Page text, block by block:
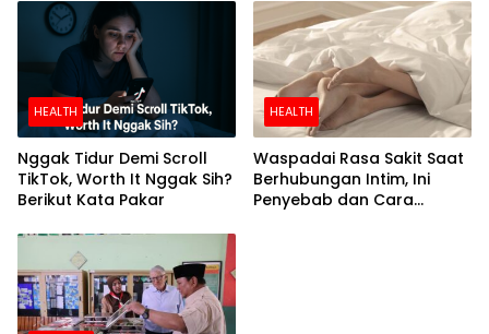
HEALTH
Nggak Tidur Demi Scroll
TikTok, Worth It Nggak Sih?
Berikut Kata Pakar
HEALTH
Waspadai Rasa Sakit Saat
Berhubungan Intim, Ini
Penyebab dan Cara